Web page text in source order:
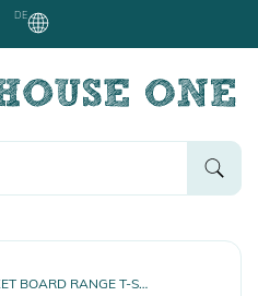
DE
X WH1 KENTIN POCKET BOARD RANGE T-Shirt sea spray kentin